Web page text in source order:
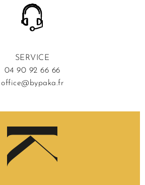
SERVICE
04 90 92 66 66
office@bypaka.fr